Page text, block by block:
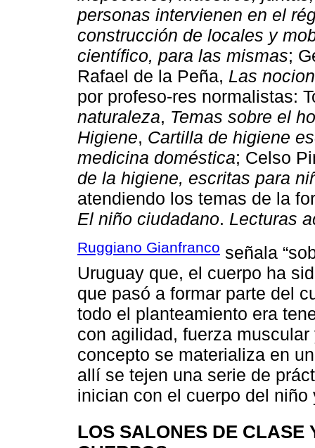
personas intervienen en el
construcción de locales y
científico, para las mismas;
Rafael de la Peña, Las
por profeso-res normalistas:
naturaleza, Temas sobre el
Higiene, Cartilla de higiene
medicina doméstica; Celso
de la higiene, escritas para
atendiendo los temas de la
El niño ciudadano. Lecturas
Ruggiano Gianfranco señala
Uruguay que, el cuerpo ha
que pasó a formar parte del
todo el planteamiento era
con agilidad, fuerza
concepto se materializa en
allí se tejen una serie de
inician con el cuerpo del
LOS SALONES DE CLASE